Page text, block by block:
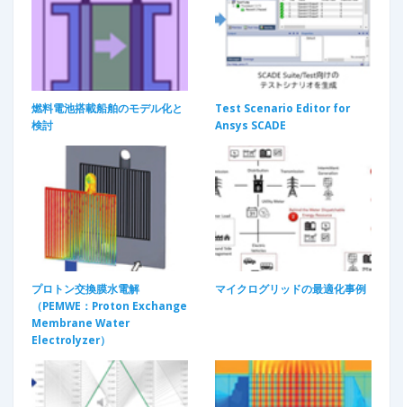
燃料電池搭載船舶のモデル化と
検討
Test Scenario Editor for
Ansys SCADE
プロトン交換膜水電解
（PEMWE：Proton Exchange
Membrane Water
Electrolyzer）
マイクログリッドの最適化事例​